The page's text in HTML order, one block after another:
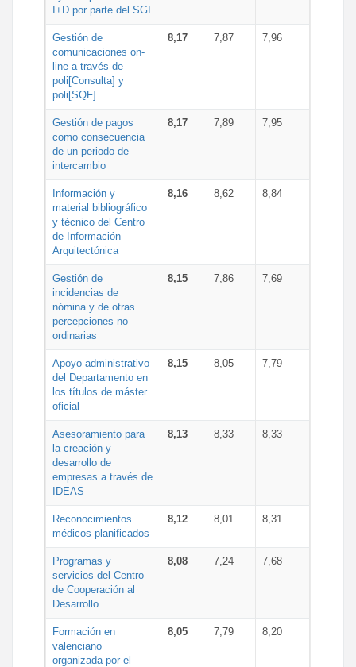
I+D por parte del SGI
Gestión de
comunicaciones on-
line a través de
poli[Consulta] y
poli[SQF]
8,17 7,87 7,96
Gestión de pagos
como consecuencia
de un periodo de
intercambio
8,17 7,89 7,95
Información y
material bibliográfico
y técnico del Centro
de Información
Arquitectónica
8,16 8,62 8,84
Gestión de
incidencias de
nómina y de otras
percepciones no
ordinarias
8,15 7,86 7,69
Apoyo administrativo
del Departamento en
los títulos de máster
oficial
8,15 8,05 7,79
Asesoramiento para
la creación y
desarrollo de
empresas a través de
IDEAS
8,13 8,33 8,33
Reconocimientos
médicos planificados
8,12 8,01 8,31
Programas y
servicios del Centro
de Cooperación al
Desarrollo
8,08 7,24 7,68
Formación en
valenciano
organizada por el
8,05 7,79 8,20